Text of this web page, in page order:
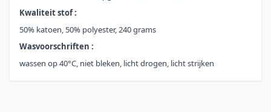
Kwaliteit stof :
50% katoen, 50% polyester, 240 grams
Wasvoorschriften :
wassen op 40°C, niet bleken, licht drogen, licht strijken